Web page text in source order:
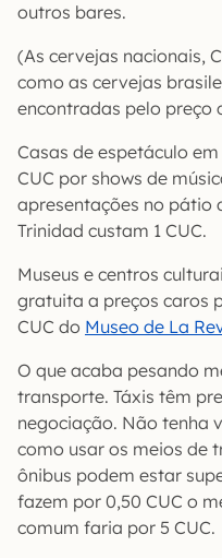
outros bares.
(As cervejas nacionais,
como as cervejas
encontradas pelo preço
Casas de espetáculo
CUC por shows de
apresentações no pátio
Trinidad custam 1 CUC.
Museus e centros
gratuita a preços caros
CUC do Museo de La
O que acaba pesando
transporte. Táxis têm
negociação. Não tenha
como usar os meios de
ônibus podem estar
fazem por 0,50 CUC o
comum faria por 5 CUC.